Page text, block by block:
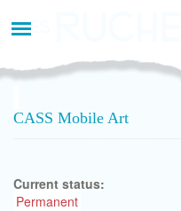
au
CASS Mobile Art
Current status:
Permanent